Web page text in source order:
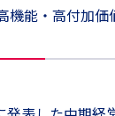
機能・高付加価